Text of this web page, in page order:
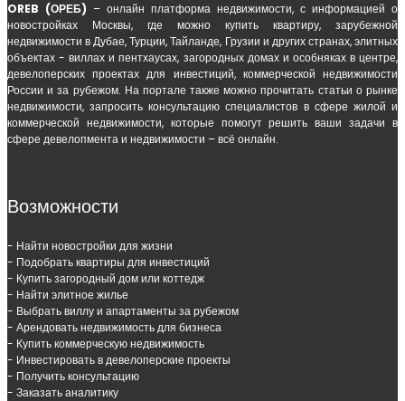
OREB (ОРЕБ) – онлайн платформа недвижимости, с информацией о
новостройках Москвы, где можно купить квартиру, зарубежной
недвижимости в Дубае, Турции, Тайланде, Грузии и других странах, элитных
объектах - виллах и пентхаусах, загородных домах и особняках в центре,
девелоперских проектах для инвестиций, коммерческой недвижимости
России и за рубежом. На портале также можно прочитать статьи о рынке
недвижимости, запросить консультацию специалистов в сфере жилой и
коммерческой недвижимости, которые помогут решить ваши задачи в
сфере девелопмента и недвижимости – всё онлайн.
Возможности
- Найти новостройки для жизни
- Подобрать квартиры для инвестиций
- Купить загородный дом или коттедж
- Найти элитное жилье
- Выбрать виллу и апартаменты за рубежом
- Арендовать недвижимость для бизнеса
- Купить коммерческую недвижимость
- Инвестировать в девелоперские проекты
- Получить консультацию
- Заказать аналитику